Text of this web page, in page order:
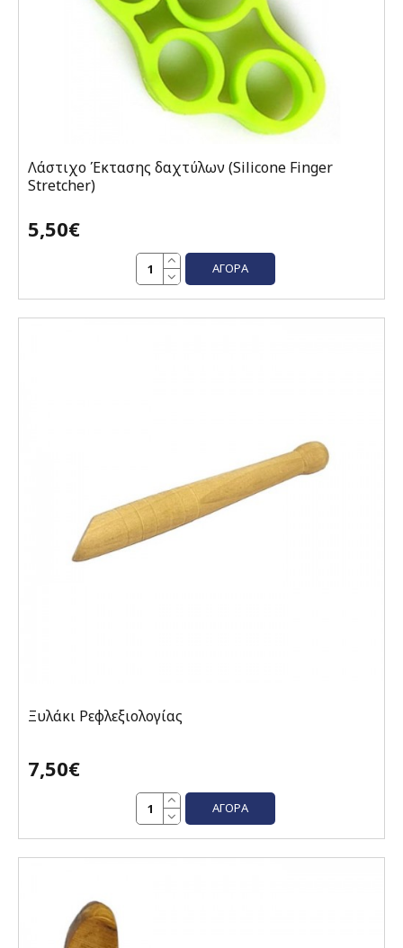
Λάστιχο Έκτασης δαχτύλων (Silicone Finger
Stretcher)
5,50€
ΑΓΟΡΆ
Ξυλάκι Ρεφλεξιολογίας
7,50€
ΑΓΟΡΆ